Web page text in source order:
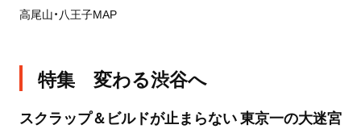
高尾山・八王子MAP
特集 変わる渋谷へ
スクラップ＆ビルドが止まらない 東京一の大迷宮